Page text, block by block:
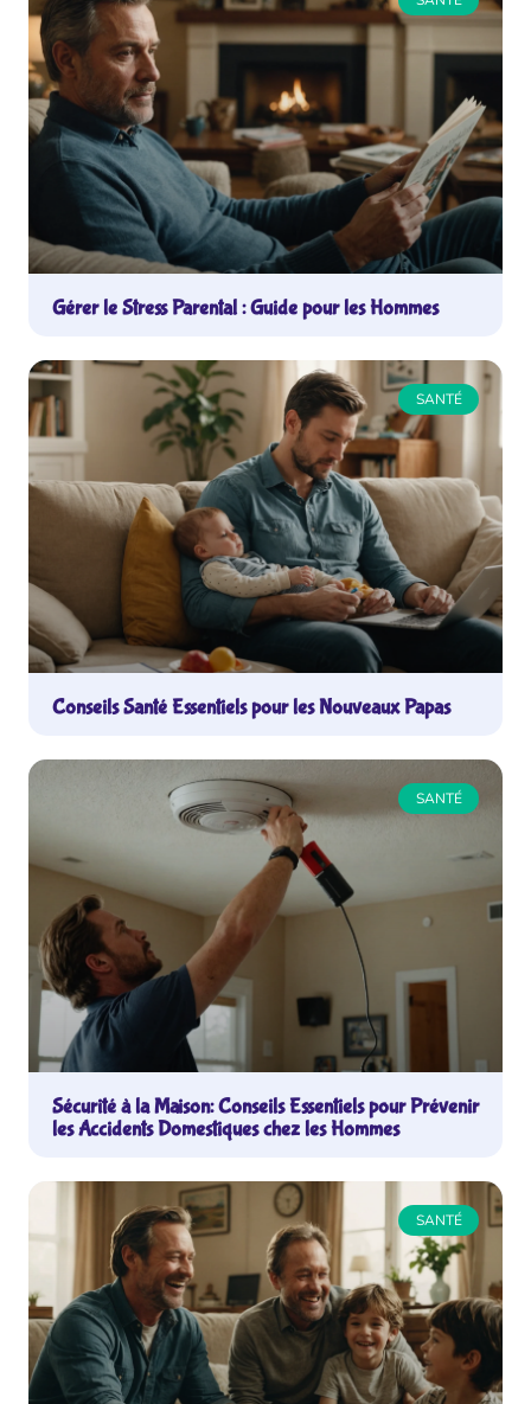
Gérer le Stress Parental : Guide pour les Hommes
SANTÉ
Conseils Santé Essentiels pour les Nouveaux Papas
SANTÉ
Sécurité à la Maison: Conseils Essentiels pour Prévenir
les Accidents Domestiques chez les Hommes
SANTÉ